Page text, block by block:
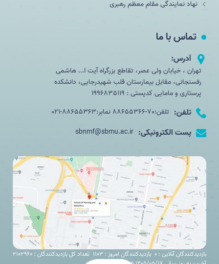
نهاد نمایندگی مقام معظم رهبری
تماس با ما
آدرس:
تهران ، خیابان ولی عصر، تقاطع بزرگراه آیت ا... هاشمی
رفسنجانی، مقابل بیمارستان قلب شهیدرجایی، دانشکده
پرستاری و مامایی کدپستی : 1996835119
تلفن: تلفن:70-88655366 نمابر:88655363-021
پست الکترونیکی: sbnmf@sbmu.ac.ir
بازدیدکنندگان آنلاین : 0 بازدیدکنندگان امروز : 1103
تعداد کل بازدیدکنندگان : 2102960